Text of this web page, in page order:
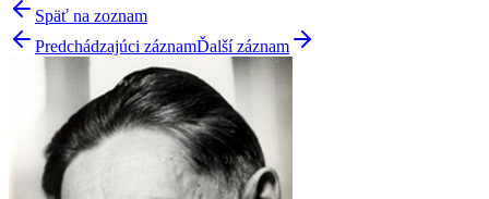
Späť na zoznam
Predchádzajúci záznamĎalší záznam